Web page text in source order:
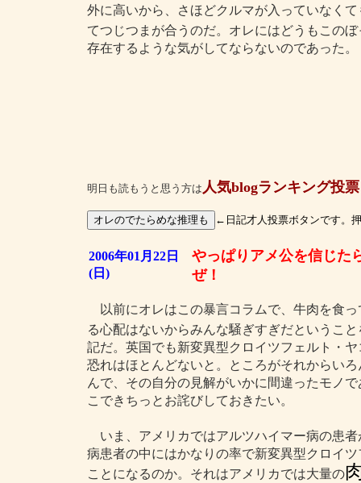
外に高いから、さほどクルマが入っていなく
てつじつまが合うのだ。オレにはどうもこの
存在するような気がしてならないのであった。
明日も読もうと思う方は 人気blogランキング投票
←日記才人投票ボタンです。
2006年01月22日
(日)
やっぱりアメ公を信じた
ぜ！
以前にオレはこの暴言コラムで、牛肉を食
る心配はないからみんな騒ぎすぎだというこ
記だ。英国でも新変異型クロイツフェルト・
恐れはほとんどないと。ところがそれからい
んで、その自分の見解がいかに間違ったモノ
こできちっとお詫びしておきたい。
いま、アメリカではアルツハイマー病の患
病患者の中にはかなりの率で新変異型クロイ
ことになるのか。それはアメリカでは大量の